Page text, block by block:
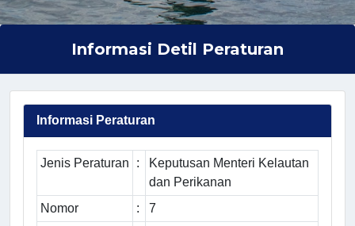
Informasi Detil Peraturan
Informasi Peraturan
Jenis Peraturan :
Keputusan Menteri Kelautan
dan Perikanan
Nomor
:
7